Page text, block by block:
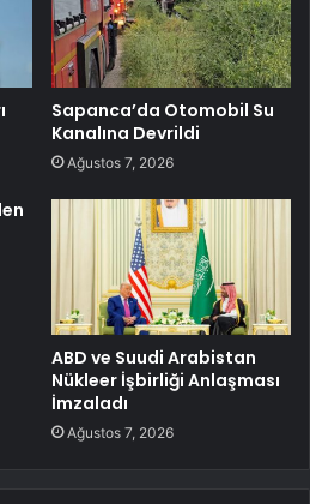
Sapanca’da Otomobil Su
Kanalına Devrildi
Ağustos 7, 2026
ABD ve Suudi Arabistan
Nükleer İşbirliği Anlaşması
İmzaladı
Ağustos 7, 2026